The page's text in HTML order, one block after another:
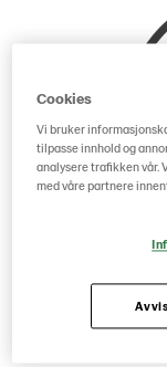
Holder
Cookies
Vi bruker
tilpasse innhold og
analysere trafikken vår.
med våre partnere